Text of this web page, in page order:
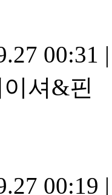
00:31 |
셔&핀
00:19 |